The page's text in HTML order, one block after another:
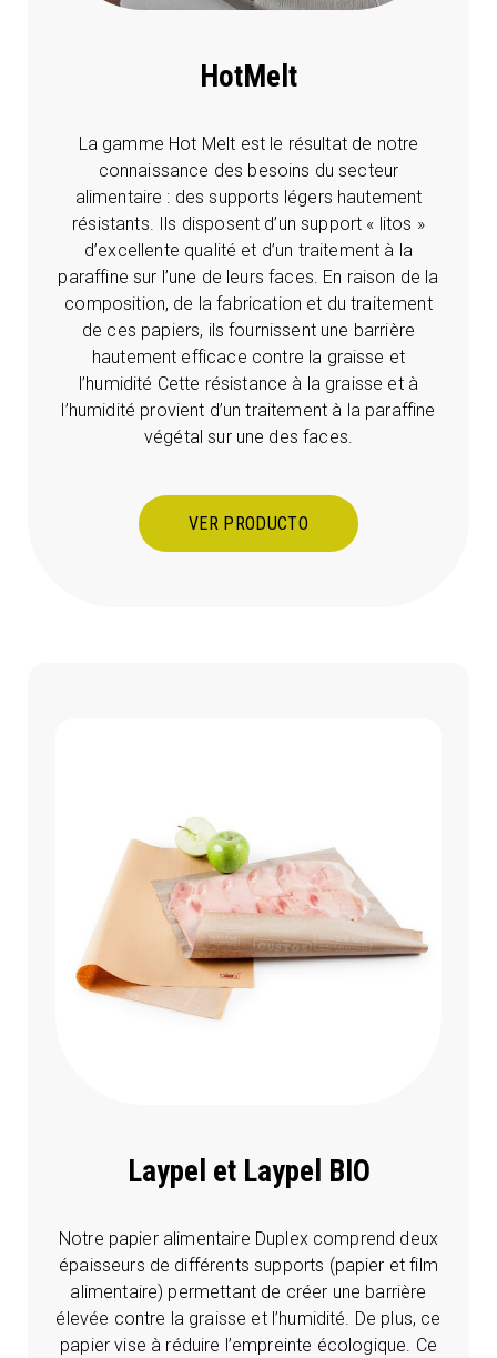
HotMelt
La gamme Hot Melt est le résultat de notre
connaissance des besoins du secteur
alimentaire : des supports légers hautement
résistants. Ils disposent d’un support « litos »
d’excellente qualité et d’un traitement à la
paraffine sur l’une de leurs faces. En raison de la
composition, de la fabrication et du traitement
de ces papiers, ils fournissent une barrière
hautement efficace contre la graisse et
l’humidité Cette résistance à la graisse et à
l’humidité provient d’un traitement à la paraffine
végétal sur une des faces.
VER PRODUCTO
Laypel et Laypel BIO
Notre papier alimentaire Duplex comprend deux
épaisseurs de différents supports (papier et film
alimentaire) permettant de créer une barrière
élevée contre la graisse et l’humidité. De plus, ce
papier vise à réduire l’empreinte écologique. Ce